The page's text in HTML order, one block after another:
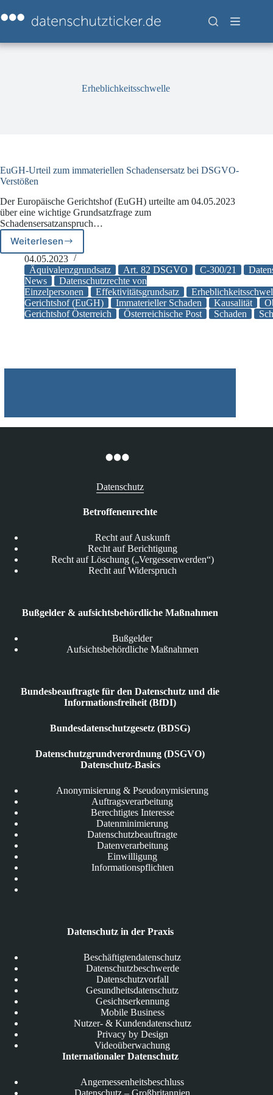
Inhalt
springen
Erheblichkeitsschwelle
EuGH-Urteil zum immateriellen Schadensersatz bei DSGVO-
Verstößen
Der Europäische Gerichtshof (EuGH) urteilte am 04.05.2023
über eine wichtige Grundsatzfrage zum
Schadensersatzanspruch…
Weiterlesen
EuGH-
Urteil
zum
immateriellen
Schadensersatz
bei
DSGVO-
04.05.2023
Äquivalenzgrundsatz
Art. 82 DSGVO C-300/21
News
Datenschutzrechte von
Einzelpersonen
Effektivitätsgrundsatz
Gerichtshof (EuGH)
Immaterieller Schaden Kausalität
Gerichtshof Österreich
Österreichische Post Schaden
Datenschutz
Betroffenenrechte
Recht auf Auskunft
Recht auf Berichtigung
Recht auf Löschung („Vergessenwerden“)
Recht auf Widerspruch
Bußgelder & aufsichtsbehördliche Maßnahmen
Bußgelder
Aufsichtsbehördliche Maßnahmen
Bundesbeauftragte für den Datenschutz und die
Informationsfreiheit (BfDI)
Bundesdatenschutzgesetz (BDSG)
Datenschutzgrundverordnung (DSGVO)
Datenschutz-Basics
Anonymisierung & Pseudonymisierung
Auftragsverarbeitung
Berechtigtes Interesse
Datenminimierung
Datenschutzbeauftragte
Datenverarbeitung
Einwilligung
Informationspflichten
Datenschutz in der Praxis
Beschäftigtendatenschutz
Datenschutzbeschwerde
Datenschutzvorfall
Gesundheitsdatenschutz
Gesichtserkennung
Mobile Business
Nutzer- & Kundendatenschutz
Privacy by Design
Videoüberwachung
Internationaler Datenschutz
Angemessenheitsbeschluss
Datenschutz – Großbritannien